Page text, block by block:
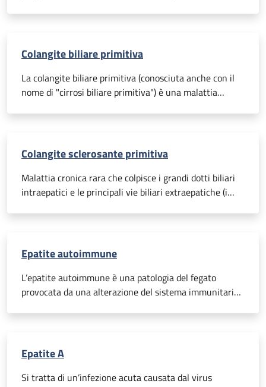
Colangite biliare primitiva
La colangite biliare primitiva (conosciuta anche con il
nome di "cirrosi biliare primitiva") è una malattia
cicatrizzazione dei dotti biliari, i canali microscopici
Colangite sclerosante primitiva
Malattia cronica rara che colpisce i grandi dotti biliari
intraepatici e le principali vie biliari extraepatiche (i
fegato).
Epatite autoimmune
L’epatite autoimmune è una patologia del fegato
provocata da una alterazione del sistema immunitario.
infatti, attaccano per errore l’organo epatico,
Epatite A
Si tratta di un’infezione acuta causata dal virus